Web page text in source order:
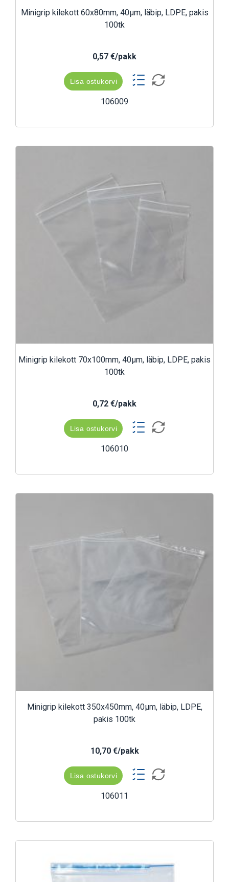
Minigrip kilekott 60x80mm, 40µm, läbip, LDPE, pakis
100tk
0,57 €/pakk
Lisa ostukorvi
106009
Minigrip kilekott 70x100mm, 40µm, läbip, LDPE, pakis
100tk
0,72 €/pakk
Lisa ostukorvi
106010
Minigrip kilekott 350x450mm, 40µm, läbip, LDPE,
pakis 100tk
10,70 €/pakk
Lisa ostukorvi
106011